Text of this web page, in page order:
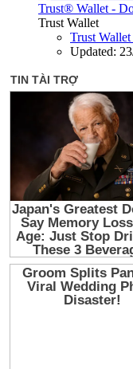
Trust® Wallet -
Trust Wallet
Trust
Updated: